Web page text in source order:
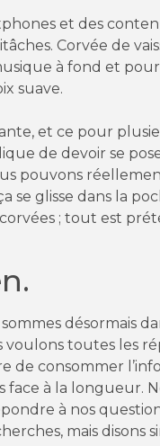
et des
Corvée de
à fond et
suave.
et ce pour
de devoir se
pouvons
se glisse dans la
; tout est
désormais
voulons toutes les
de consommer
face à la longueur.
à nos
mais disons